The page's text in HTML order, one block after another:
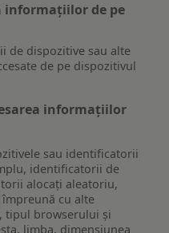
informațiilor de pe
de dispozitive sau alte
de pe dispozitivul
informațiilor
sau identificatorii
identificatorii de
alocați aleatoriu,
cu alte
tipul browserului și
limba, dimensiunea